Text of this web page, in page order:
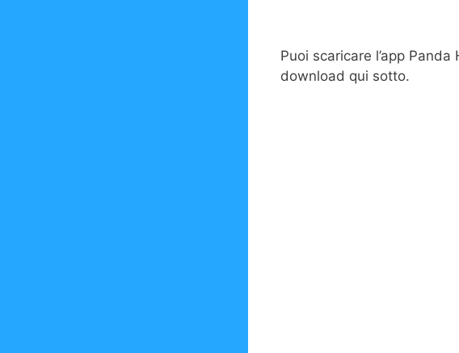
Puoi scaricare l’app
download qui sotto.